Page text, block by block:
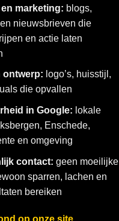
marketing: blogs,
nieuwsbrieven die
en actie laten
ontwerp: logo’s, huisstijl,
die opvallen
in Google: lokale
Enschede,
en omgeving
contact: geen moeilijke
sparren, lachen en
bereiken